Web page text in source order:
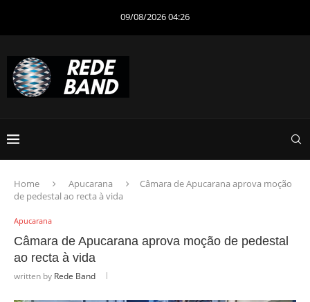
09/08/2026 04:26
Home Apucarana
Câmara de Apucarana aprova moção
de pedestal ao recta à vida
Apucarana
Câmara de Apucarana aprova moção de pedestal
ao recta à vida
written by Rede Band